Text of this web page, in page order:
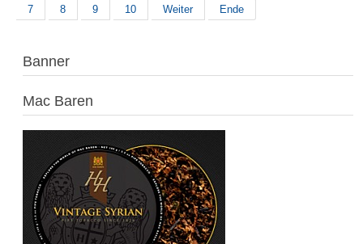
7
8 9 10 Weiter Ende
Banner
Mac Baren